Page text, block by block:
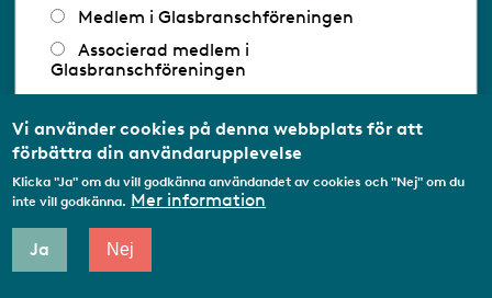
Tillhandahållare: Glastjänster för
Glasbranschföreningen AB - Ansvarig
utgivare: Sofia Wahlgren
Medlem i Glasbranschföreningen
Associerad medlem i
Glasbranschföreningen
medlemsorganisation/Svenskt Näringsliv
Utbildningsaktör
Student
Annat...
Vi använder cookies på denna webbplats för att
förbättra din användarupplevelse
Klicka "Ja" om du vill godkänna användandet av cookies och "Nej" om du
inte vill godkänna. Mer information
Ja Nej